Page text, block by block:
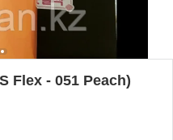
Flex - 051 Peach)